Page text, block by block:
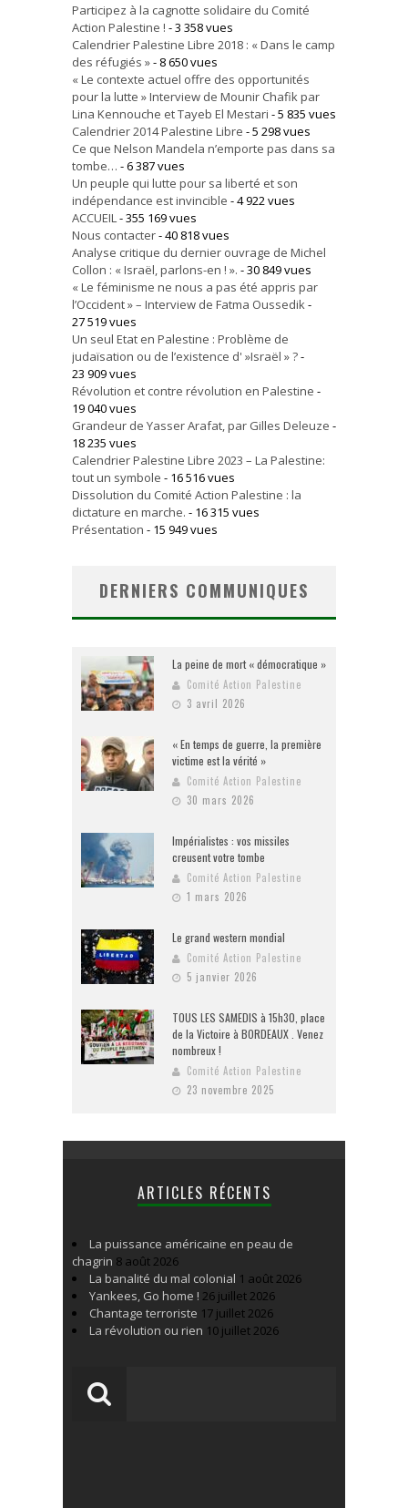
Participez à la cagnotte solidaire du Comité
Action Palestine ! - 3 358 vues
Calendrier Palestine Libre 2018 : « Dans le camp
des réfugiés »- 8 650 vues
« Le contexte actuel offre des opportunités
pour la lutte » Interview de Mounir Chafik par
Lina Kennouche et Tayeb El Mestari - 5 835 vues
Calendrier 2014 Palestine Libre - 5 298 vues
Ce que Nelson Mandela n’emporte pas dans sa
tombe… - 6 387 vues
Un peuple qui lutte pour sa liberté et son
indépendance est invincible - 4 922 vues
ACCUEIL- 355 169 vues
Nous contacter- 40 818 vues
Analyse critique du dernier ouvrage de Michel
Collon : « Israël, parlons-en ! ». - 30 849 vues
« Le féminisme ne nous a pas été appris par
l’Occident » – Interview de Fatma Oussedik-
27 519 vues
Un seul Etat en Palestine : Problème de
judaïsation ou de l’existence d' »Israël » ?-
23 909 vues
Révolution et contre révolution en Palestine -
19 040 vues
Grandeur de Yasser Arafat, par Gilles Deleuze -
18 235 vues
Calendrier Palestine Libre 2023 – La Palestine:
tout un symbole - 16 516 vues
Dissolution du Comité Action Palestine : la
dictature en marche. - 16 315 vues
Présentation - 15 949 vues
DERNIERS COMMUNIQUES
La peine de mort « démocratique »
Comité Action Palestine
3 avril 2026
« En temps de guerre, la première
victime est la vérité »
Comité Action Palestine
30 mars 2026
Impérialistes : vos missiles
creusent votre tombe
Comité Action Palestine
1 mars 2026
Le grand western mondial
Comité Action Palestine
5 janvier 2026
TOUS LES SAMEDIS à 15h30, place
de la Victoire à BORDEAUX . Venez
nombreux !
Comité Action Palestine
23 novembre 2025
ARTICLES RÉCENTS
La puissance américaine en peau de
chagrin 8 août 2026
La banalité du mal colonial 1 août 2026
Yankees, Go home ! 26 juillet 2026
Chantage terroriste 17 juillet 2026
La révolution ou rien 10 juillet 2026